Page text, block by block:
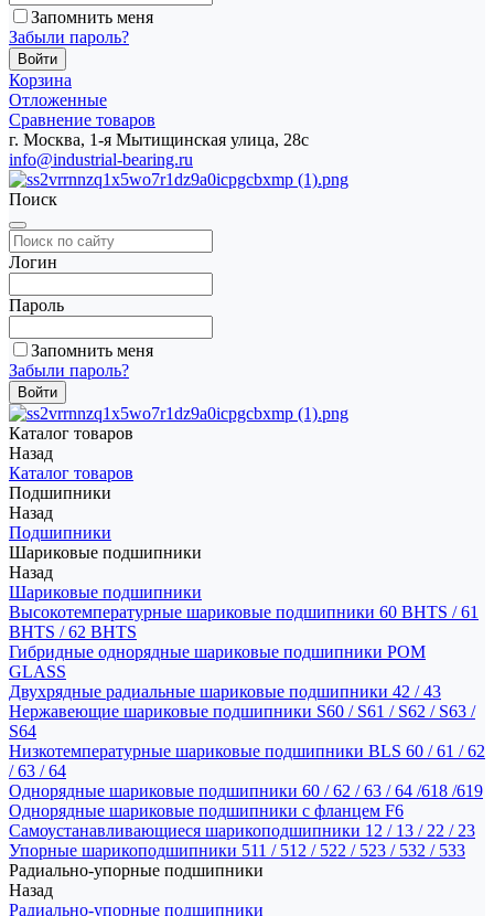
Запомнить меня
Забыли пароль?
Корзина
Отложенные
Сравнение товаров
г. Москва, 1-я Мытищинская улица, 28с
info@industrial-bearing.ru
Поиск
Логин
Пароль
Запомнить меня
Забыли пароль?
Каталог товаров
Назад
Каталог товаров
Подшипники
Назад
Подшипники
Шариковые подшипники
Назад
Шариковые подшипники
Высокотемпературные шариковые подшипники 60 BHTS / 61
BHTS / 62 BHTS
Гибридные однорядные шариковые подшипники POM
GLASS
Двухрядные радиальные шариковые подшипники 42 / 43
Нержавеющие шариковые подшипники S60 / S61 / S62 / S63 /
S64
Низкотемпературные шариковые подшипники BLS 60 / 61 / 62
/ 63 / 64
Однорядные шариковые подшипники 60 / 62 / 63 / 64 /618 /619
Однорядные шариковые подшипники с фланцем F6
Самоустанавливающиеся шарикоподшипники 12 / 13 / 22 / 23
Упорные шарикоподшипники 511 / 512 / 522 / 523 / 532 / 533
Радиально-упорные подшипники
Назад
Радиально-упорные подшипники